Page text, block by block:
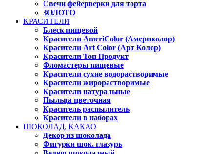
Свечи фейерверки для торта
ЗОЛОТО
КРАСИТЕЛИ
Блеск пищевой
Красители AmeriColor (Америколор)
Красители Art Color (Арт Колор)
Красители Топ Продукт
Фломастеры пищевые
Красители сухие водорастворимые
Красители жирорастворимые
Красители натуральные
Пыльца цветочная
Краситель распылитель
Красители в наборах
ШОКОЛАД, КАКАО
Декор из шоколада
Фигурки шок. глазурь